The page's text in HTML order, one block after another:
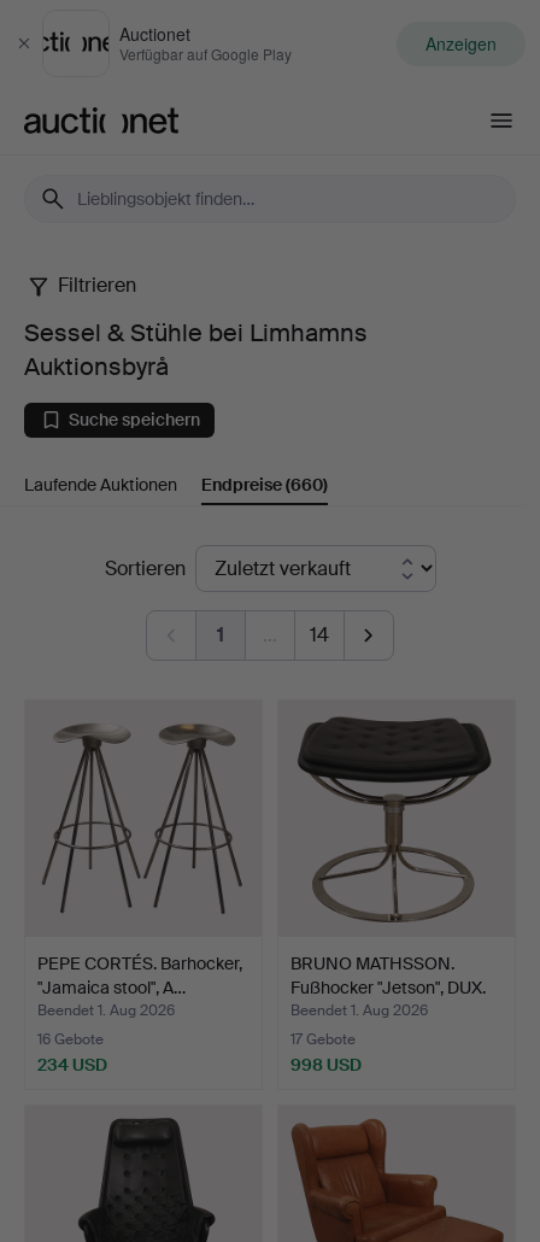
Schließen
Auctionet
Verfügbar auf Google Play Anzeigen
Sessel
Stühle
bei
Auktionsbyrå
Filtrieren
Sessel & Stühle bei Limhamns
Auktionsbyrå
Suche speichern
Laufende Auktionen Endpreise(660)
EndpreiseSortieren
1 … 14
PEPE CORTÉS. Barhocker,
"Jamaica stool", A…
Beendet 1. Aug 2026
16 Gebote
234 USD
BRUNO MATHSSON.
Fußhocker "Jetson", DUX.
Beendet 1. Aug 2026
17 Gebote
998 USD